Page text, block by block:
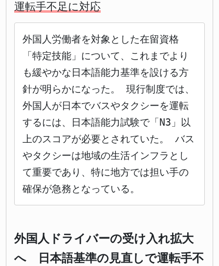
運転手不足に対応
外国人労働者を対象とした在留資格
「特定技能」について、これまでより
も緩やかな日本語能力基準を設ける方
針が明らかになった。 現行制度では、
外国人が日本でバスやタクシーを運転
するには、日本語能力試験で「N3」以
上のスコアが必要とされていた。 バス
やタクシーは地域の生活インフラとし
て重要であり、特に地方では担い手の
確保が急務となっている。
外国人ドライバーの受け入れ拡大
へ 日本語基準の見直しで運転手不